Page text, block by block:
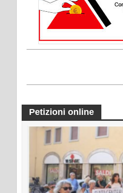
Petizioni online